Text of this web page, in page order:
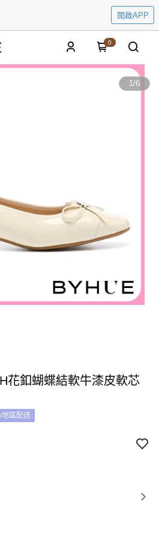
開啟APP
0
1/6
花釦蝴蝶結軟牛漆皮軟芯
地區配送